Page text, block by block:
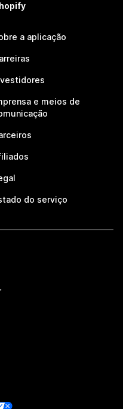
a aplicação
e meios de
do serviço